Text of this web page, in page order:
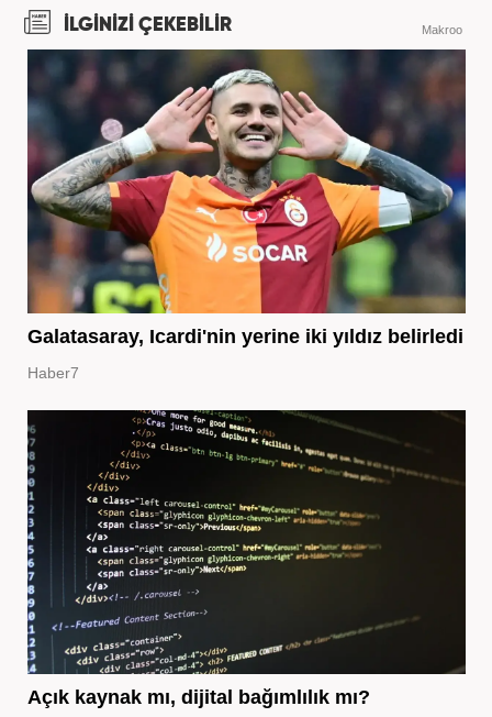
İLGİNİZİ ÇEKEBİLİR Makroo
Galatasaray, Icardi'nin yerine iki yıldız belirledi
Haber7
Açık kaynak mı, dijital bağımlılık mı?